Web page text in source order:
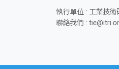
執行單位 : 工業技術
聯絡我們 :